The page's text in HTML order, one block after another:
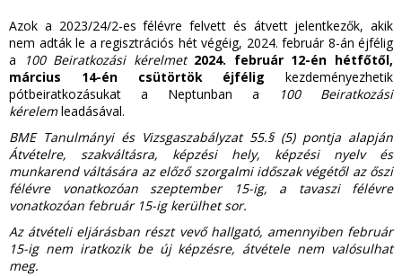
Azok a 2023/24/2-es félévre felvett és átvett jelentkezők, akik
nem adták le a regisztrációs hét végéig, 2024. február 8-án éjfélig
a
100 Beiratkozási kérelmet 2024. február 12-én hétfőtől,
március 14-én csütörtök éjfélig kezdeményezhetik
pótbeiratkozásukat a Neptunban a
100 Beiratkozási
kérelemleadásával.
BME Tanulmányi és Vizsgaszabályzat 55.§ (5) pontja alapján
Átvételre, szakváltásra, képzési hely, képzési nyelv és
munkarend váltására az előző szorgalmi időszak végétől az őszi
félévre vonatkozóan szeptember 15-ig, a tavaszi félévre
vonatkozóan február 15-ig kerülhet sor.
Az átvételi eljárásban részt vevő hallgató, amennyiben február
15-ig nem iratkozik be új képzésre, átvétele nem valósulhat
meg.